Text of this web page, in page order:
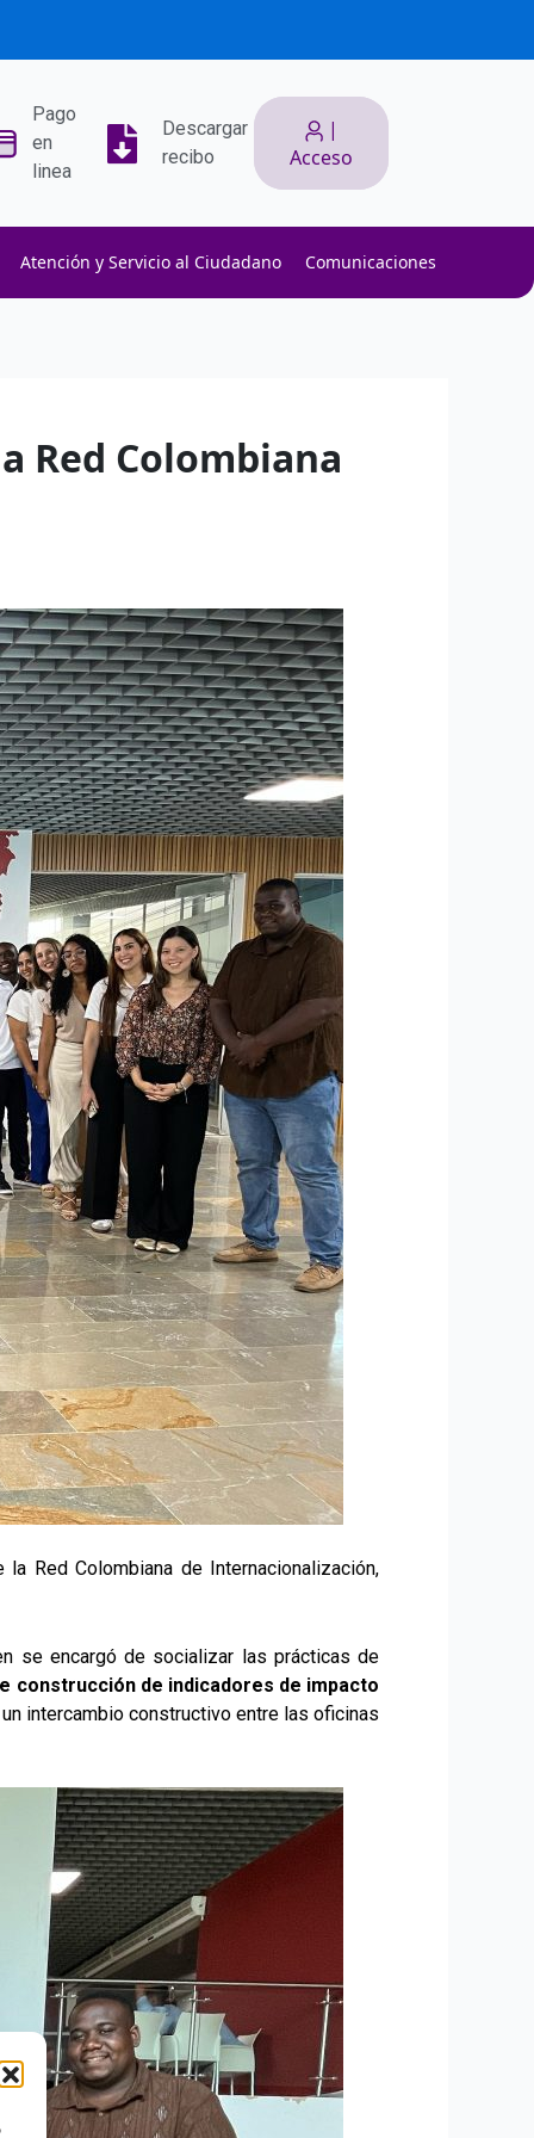
Pago
en
linea
Descargar
recibo
|
Acceso
Atención y Servicio al Ciudadano Comunicaciones
Red Colombiana
Red Colombiana de Internacionalización,
se encargó de socializar las prácticas de
construcción de indicadores de impacto
intercambio constructivo entre las oficinas